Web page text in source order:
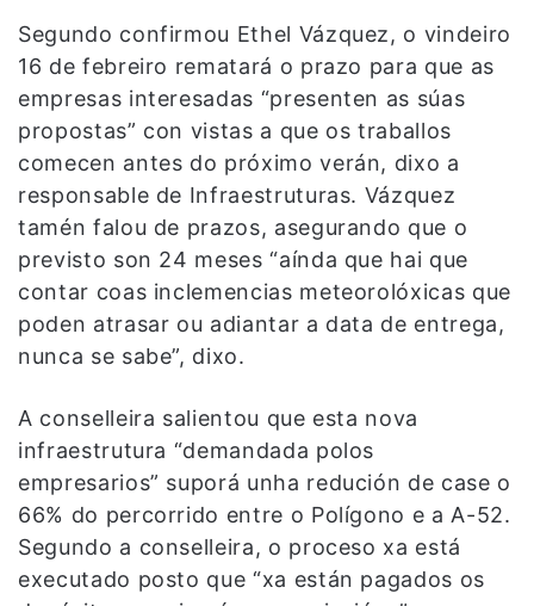
Segundo confirmou Ethel Vázquez, o vindeiro
16 de febreiro rematará o prazo para que as
empresas interesadas “presenten as súas
propostas” con vistas a que os traballos
comecen antes do próximo verán, dixo a
responsable de Infraestruturas. Vázquez
tamén falou de prazos, asegurando que o
previsto son 24 meses “aínda que hai que
contar coas inclemencias meteorolóxicas que
poden atrasar ou adiantar a data de entrega,
nunca se sabe”, dixo.
A conselleira salientou que esta nova
infraestrutura “demandada polos
empresarios” suporá unha redución de case o
66% do percorrido entre o Polígono e a A-52.
Segundo a conselleira, o proceso xa está
executado posto que “xa están pagados os